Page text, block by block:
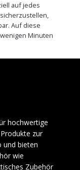
auf jedes
Auf diese
Minuten
hochwertige
zur
und bieten
wie
Zubehör